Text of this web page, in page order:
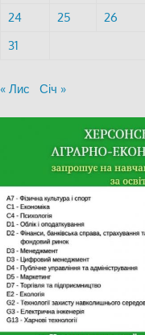
24
25 26
31
« Лис Січ »